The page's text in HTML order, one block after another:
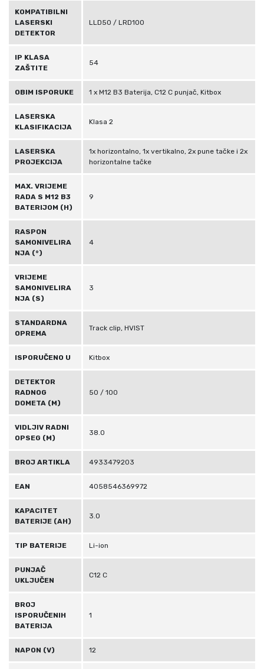
KOMPATIBILNI
LASERSKI
DETEKTOR
LLD50 / LRD100
IP KLASA
ZAŠTITE
54
OBIM ISPORUKE 1 x M12 B3 Baterija, C12 C punjač, Kitbox
LASERSKA
KLASIFIKACIJA
Klasa 2
LASERSKA
PROJEKCIJA
1x horizontalno, 1x vertikalno, 2x pune tačke i 2x
horizontalne tačke
MAX. VRIJEME
RADA S M12 B3
BATERIJOM (H)
9
RASPON
SAMONIVELIRA
NJA (°)
4
VRIJEME
SAMONIVELIRA
NJA (S)
3
STANDARDNA
OPREMA
Track clip, HVIST
ISPORUČENO U Kitbox
DETEKTOR
RADNOG
DOMETA (M)
50 / 100
VIDLJIV RADNI
OPSEG (M)
38.0
BROJ ARTIKLA 4933479203
EAN 4058546369972
KAPACITET
BATERIJE (AH)
3.0
TIP BATERIJE Li-ion
PUNJAČ
UKLJUČEN
C12 C
BROJ
ISPORUČENIH
BATERIJA
1
NAPON (V) 12